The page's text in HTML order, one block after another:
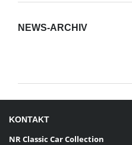
NEWS-ARCHIV
KONTAKT
NR Classic Car Collection